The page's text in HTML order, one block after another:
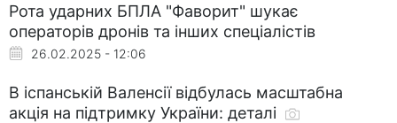
Рота ударних БПЛА "Фаворит" шукає
операторів дронів та інших спеціалістів
26.02.2025 - 12:06
В іспанській Валенсії відбулась масштабна
акція на підтримку України: деталі